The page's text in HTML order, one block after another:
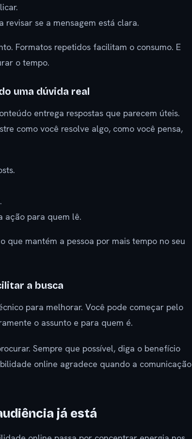
revisar se a mensagem está clara.
Formatos repetidos facilitam o consumo. E
o tempo.
uma dúvida real
entrega respostas que parecem úteis.
como você resolve algo, como você pensa,
ação para quem lê.
que mantém a pessoa por mais tempo no seu
a busca
para melhorar. Você pode começar pelo
o assunto e para quem é.
Sempre que possível, diga o benefício
online agradece quando a comunicação
já está